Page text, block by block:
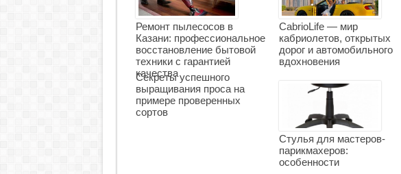
Ремонт пылесосов в
Казани: профессиональное
восстановление бытовой
техники с гарантией
качества
CabrioLife — мир
кабриолетов, открытых
дорог и автомобильного
вдохновения
Секреты успешного
выращивания проса на
примере проверенных
сортов
Стулья для мастеров-
парикмахеров:
особенности